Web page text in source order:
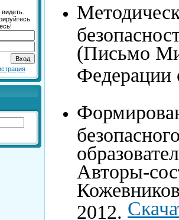
(Письмо
Авторы-
2012.